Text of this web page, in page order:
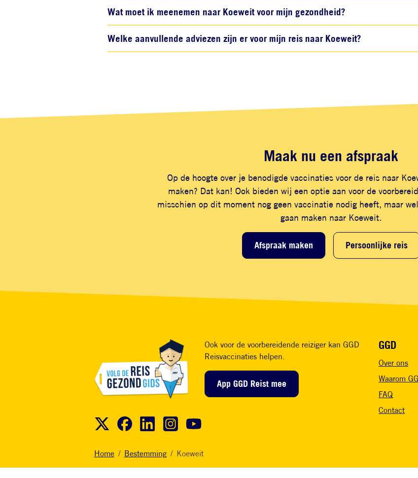
Wat moet ik meenemen naar Koeweit voor mijn gezondheid?
Welke aanvullende adviezen zijn er voor mijn reis naar Koeweit?
Maak nu een afspraak
Op de hoogte over je benodigde vaccinaties voor de reis naar
maken? Dat kan! Ook bieden wij een optie aan voor de
misschien op dit moment nog geen vaccinatie nodig heeft, maar
gaan maken naar Koeweit.
Afspraak maken Persoonlijke reis
Voet
GGD
Over ons
Waarom
FAQ
Contact
Ook voor de voorbereidende reiziger kan GGD
Reisvaccinaties helpen.
App GGD Reist mee
Home Bestemming Koeweit